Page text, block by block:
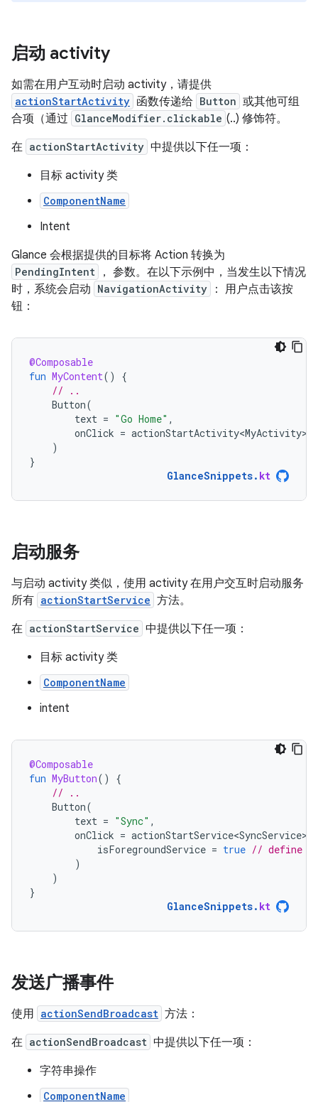
启动 activity
如需在用户互动时启动 activity，请提供
actionStartActivity 函数传递给 Button 或其他可组
合项（通过 GlanceModifier.clickable (..) 修饰符。
在 actionStartActivity 中提供以下任一项：
目标 activity 类
ComponentName
Intent
Glance 会根据提供的目标将 Action 转换为
PendingIntent
， 参数。在以下示例中，当发生以下情况
时，系统会启动 NavigationActivity
： 用户点击该按
钮：
@Composable
fun MyContent()
{
// ..
Button(
text = "Go Home" ,
onClick = actionStartActivity<MyActivity>
)
}
GlanceSnippets. kt
启动服务
与启动 activity 类似，使用 activity 在用户交互时启动服务
所有 actionStartService 方法。
在 actionStartService 中提供以下任一项：
目标 activity 类
ComponentName
intent
@Composable
fun MyButton()
{
// ..
Button(
text = "Sync" ,
onClick = actionStartService<SyncService>
isForegroundService = true // define
)
)
}
GlanceSnippets. kt
发送广播事件
使用 actionSendBroadcast 方法：
在 actionSendBroadcast 中提供以下任一项：
字符串操作
ComponentName